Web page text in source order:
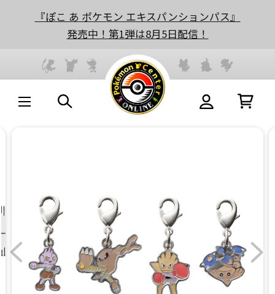
『ぽこ あ ポケモン エキスパンションパス』
発売中！第1弾は8月5日配信！